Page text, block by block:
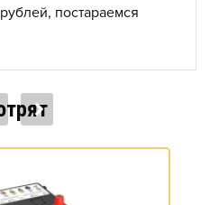
постараемся